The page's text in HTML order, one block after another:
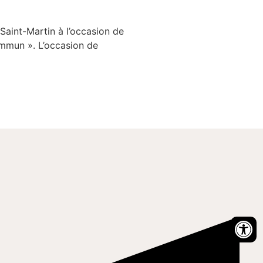
Martin à l’occasion de
». L’occasion de